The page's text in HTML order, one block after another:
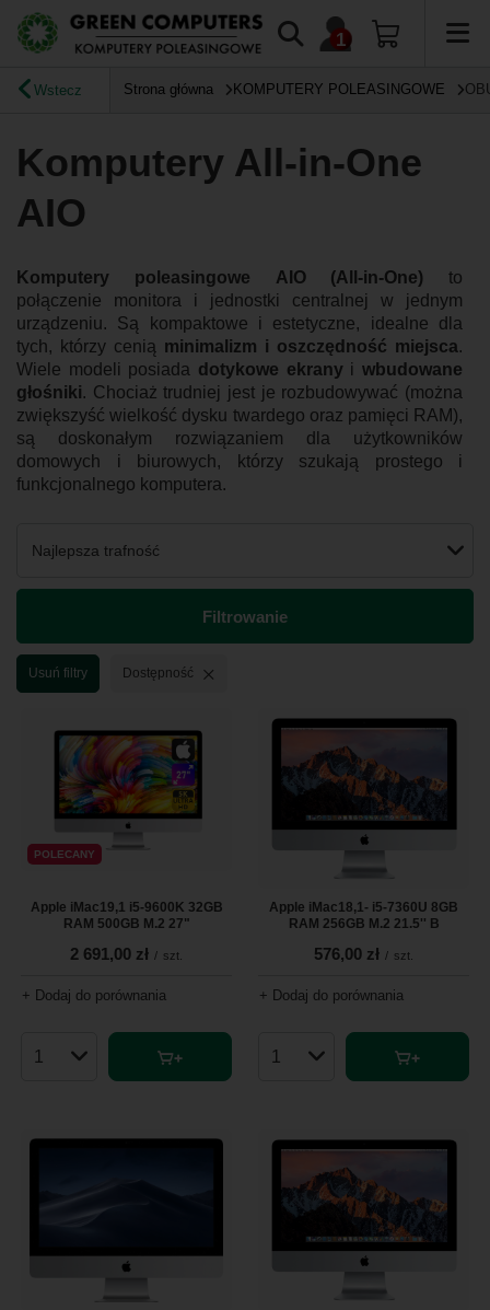
Wstecz Strona główna KOMPUTERY POLEASINGOWE
Komputery All-in-One
AIO
Komputery poleasingowe AIO (All-in-One) to
połączenie monitora i jednostki centralnej w jednym
urządzeniu. Są kompaktowe i estetyczne, idealne dla
tych, którzy cenią minimalizm i oszczędność miejsca.
Wiele modeli posiada dotykowe ekranyi wbudowane
głośniki. Chociaż trudniej jest je rozbudowywać (można
zwiększyść wielkość dysku twardego oraz pamięci RAM),
są doskonałym rozwiązaniem dla użytkowników
domowych i biurowych, którzy szukają prostego i
funkcjonalnego komputera.
Zmień sortowanie
Najlepsza trafność
Filtrowanie
Usuń filtry Usuń filtr
Dostępność
POLECANY
Apple iMac19,1 i5-9600K 32GB
RAM 500GB M.2 27"
2 691,00 zł / szt.
+ Dodaj do porównania
Ilość produktów
Apple iMac18,1- i5-7360U 8GB
RAM 256GB M.2 21.5'' B
576,00 zł / szt.
+ Dodaj do porównania
Ilość produktów